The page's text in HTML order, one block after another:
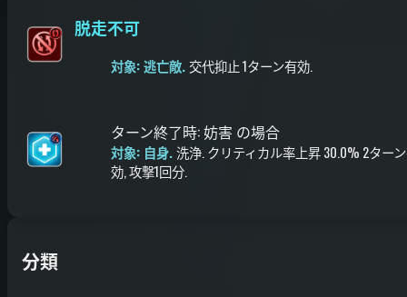
脱走不可
対象: 逃亡敵.交代抑止1ターン有効.
ターン終了時:妨害 の場合
対象: 自身.洗浄.クリティカル率上昇30.0% 2ター
効, 攻撃1回分.
分類